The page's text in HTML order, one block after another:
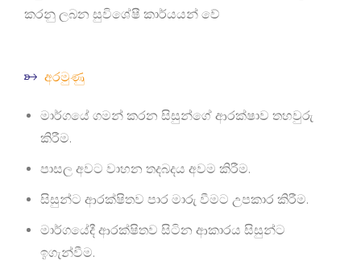
කරනු ලබන සුවිශේෂී කාර්යයන් වේ
අරමුණු
මාර්ගයේ ගමන් කරන සිසුන්ගේ ආරක්ෂාව තහවුරු
කිරීම.
පාසල අවට වාහන තදබදය අවම කිරීම.
සිසුන්ට ආරක්ෂිතව පාර මාරු වීමට උපකාර කිරීම.
මාර්ගයේදී ආරක්ෂිතව සිටින ආකාරය සිසුන්ට
ඉගැන්වීම.